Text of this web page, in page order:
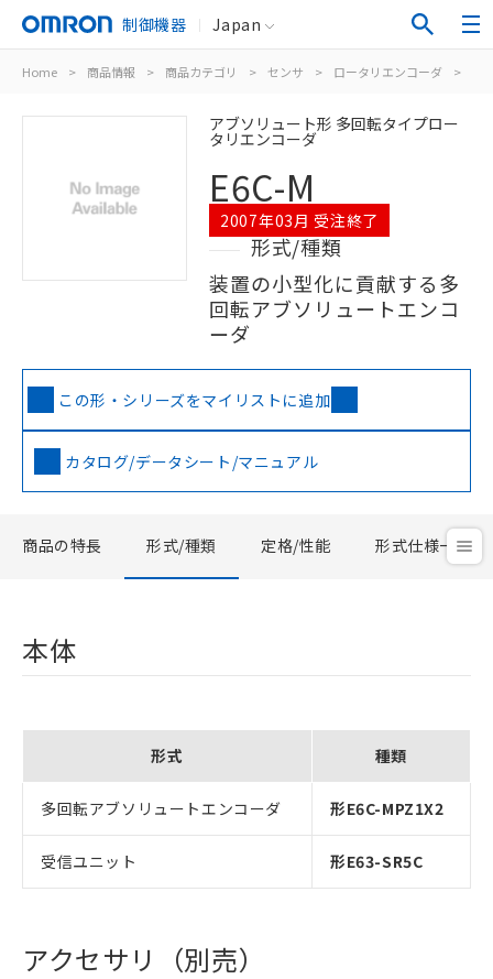
制御機器 Japan
Home > 商品情報 > 商品カテゴリ > センサ > ロータリエンコーダ >
アブソリュート形 多回転タイプロー
タリエンコーダ
E6C-M
2007年03月 受注終了
形式/種類
装置の小型化に貢献する多
回転アブソリュートエンコ
ーダ
この形・シリーズをマイリストに追加
カタログ/データシート/マニュアル
商品の特長 形式/種類 定格/性能 形式仕様一覧
本体
形式 種類
多回転アブソリュートエンコーダ 形E6C-MPZ1X2
受信ユニット 形E63-SR5C
アクセサリ（別売）